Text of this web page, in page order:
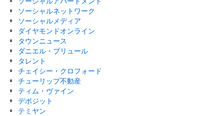
ソーシャルネットワーク
ソーシャルメディア
ダイヤモンドオンライン
タウンニュース
ダニエル・ブリュール
タレント
チェイシー・クロフォード
チューリップ不動産
ティム・ヴァイン
デポジット
テミヤン